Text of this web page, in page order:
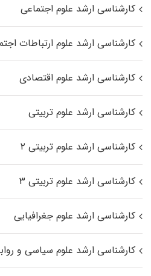
کارشناسی ارشد علوم اجتماعی
کارشناسی ارشد علوم ارتباطات
کارشناسی ارشد علوم اقتصادی
کارشناسی ارشد علوم تربیتی
کارشناسی ارشد علوم تربیتی ۲
کارشناسی ارشد علوم تربیتی ۳
کارشناسی ارشد علوم جغرافیایی
کارشناسی ارشد علوم سیاسی و